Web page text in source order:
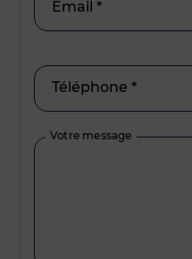
Email *
Téléphone *
Votre message